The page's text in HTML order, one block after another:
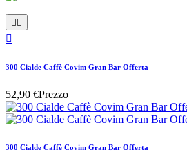
 

300 Cialde Caffè Covim Gran Bar Offerta
52,90 €Prezzo
300 Cialde Caffè Covim Gran Bar Offerta